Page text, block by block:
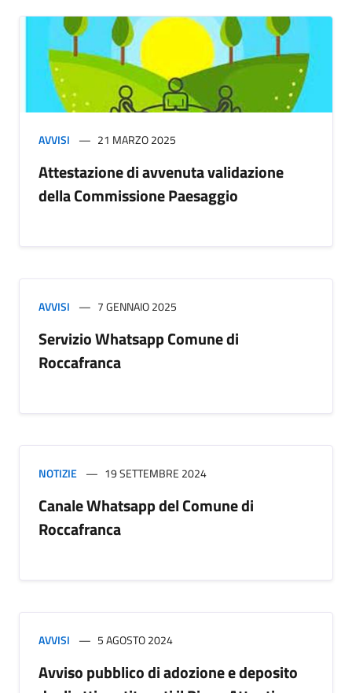
AVVISI 21 MARZO 2025
Attestazione di avvenuta validazione
della Commissione Paesaggio
AVVISI 7 GENNAIO 2025
Servizio Whatsapp Comune di
Roccafranca
NOTIZIE 19 SETTEMBRE 2024
Canale Whatsapp del Comune di
Roccafranca
AVVISI 5 AGOSTO 2024
Avviso pubblico di adozione e deposito